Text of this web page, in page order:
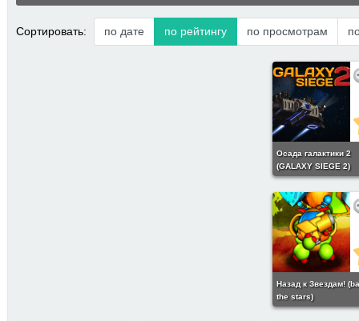
Сортировать: по дате по рейтингу по просмотрам
Осада галактики 2
(GALAXY SIEGE 2)
Назад к Звездам!
the stars)